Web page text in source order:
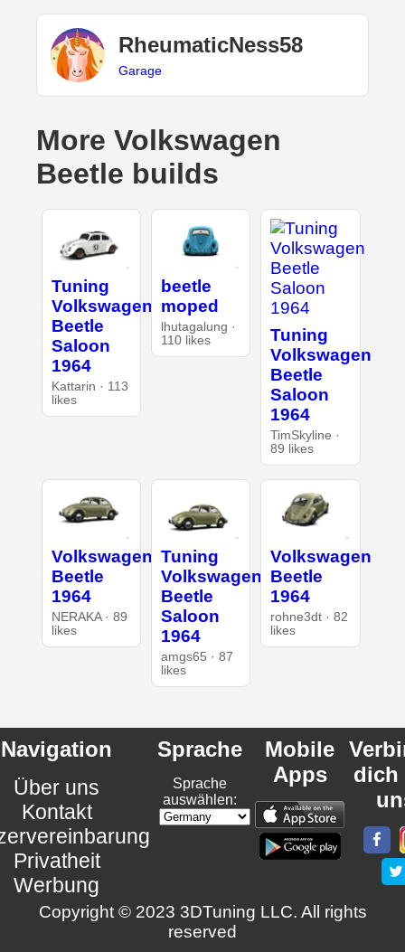
RheumaticNess58
Garage
More Volkswagen
Beetle builds
Tuning
Volkswagen
Beetle
Saloon
1964
Kattarin · 113
likes
beetle
moped
lhutagalung ·
110 likes
Tuning
Volkswagen
Beetle
Saloon
1964
TimSkyline ·
89 likes
Volkswagen
Beetle
1964
NERAKA · 89
likes
Tuning
Volkswagen
Beetle
Saloon
1964
amgs65 · 87
likes
Volkswagen
Beetle
1964
rohne3dt · 82
likes
Navigation
Über uns
Kontakt
Privatheit
Werbung
Sprache
Sprache
auswählen:
Mobile
Apps
dich
Copyright © 2023 3DTuning LLC. All rights
reserved